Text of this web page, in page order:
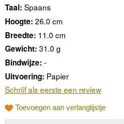
Taal: Spaans
Hoogte: 26.0 cm
Breedte: 11.0 cm
Gewicht: 31.0 g
Bindwijze: -
Uitvoering: Papier
Schrijf als eerste een review
Toevoegen aan verlanglijstje